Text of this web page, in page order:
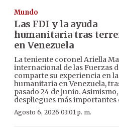
Mundo
Las FDI y la ayuda
humanitaria tras
en Venezuela
La teniente coronel Ariella
internacional de las Fuerzas
comparte su experiencia en
humanitaria en Venezuela,
pasado 24 de junio.
despliegues más importantes
Agosto 6, 2026 03:01 p. m.